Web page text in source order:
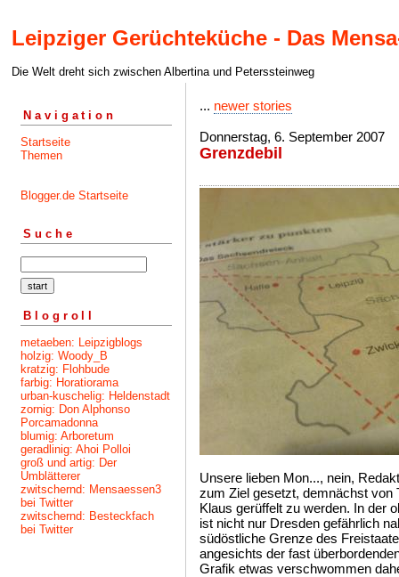
Leipziger Gerüchteküche - Das
Die Welt dreht sich zwischen Albertina und Peterssteinweg
Navigation
Startseite
Themen
Blogger.de Startseite
Suche
Blogroll
metaeben: Leipzigblogs
holzig: Woody_B
kratzig: Flohbude
farbig: Horatiorama
urban-kuschelig: Heldenstadt
zornig: Don Alphonso
Porcamadonna
blumig: Arboretum
geradlinig: Ahoi Polloi
groß und artig: Der
Umblätterer
zwitschernd: Mensaessen3
bei Twitter
zwitschernd: Besteckfach
bei Twitter
... newer stories
Donnerstag, 6. September 2007
Grenzdebil
Unsere lieben Mon..., nein,
zum Ziel gesetzt, demnächst von
Klaus gerüffelt zu werden. In der
ist nicht nur Dresden gefährlich
südöstliche Grenze des
angesichts der fast
Grafik etwas verschwommen